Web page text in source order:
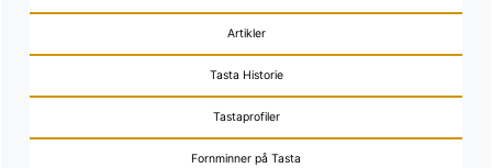
Artikler
Tasta Historie
Tastaprofiler
Fornminner på Tasta